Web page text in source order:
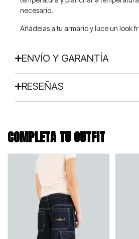
necesario.
Añádelas a tu armario y luce un look
ENVÍO Y GARANTÍA
RESEÑAS
COMPLETA TU OUTFIT